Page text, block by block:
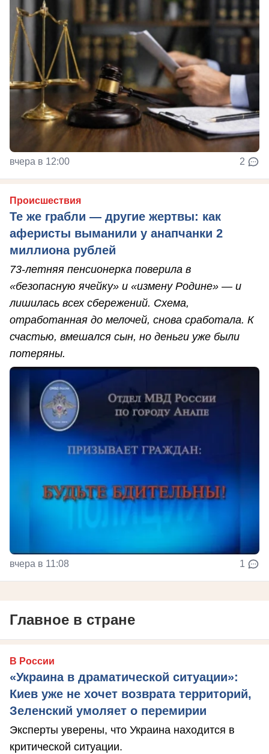
вчера в 12:00 2
Происшествия
Те же грабли — другие жертвы: как
аферисты выманили у анапчанки 2
миллиона рублей
73-летняя пенсионерка поверила в
«безопасную ячейку» и «измену Родине» — и
лишилась всех сбережений. Схема,
отработанная до мелочей, снова сработала. К
счастью, вмешался сын, но деньги уже были
потеряны.
вчера в 11:08 1
Главное в стране
В России
«Украина в драматической ситуации»:
Киев уже не хочет возврата территорий,
Зеленский умоляет о перемирии
Эксперты уверены, что Украина находится в
критической ситуации.